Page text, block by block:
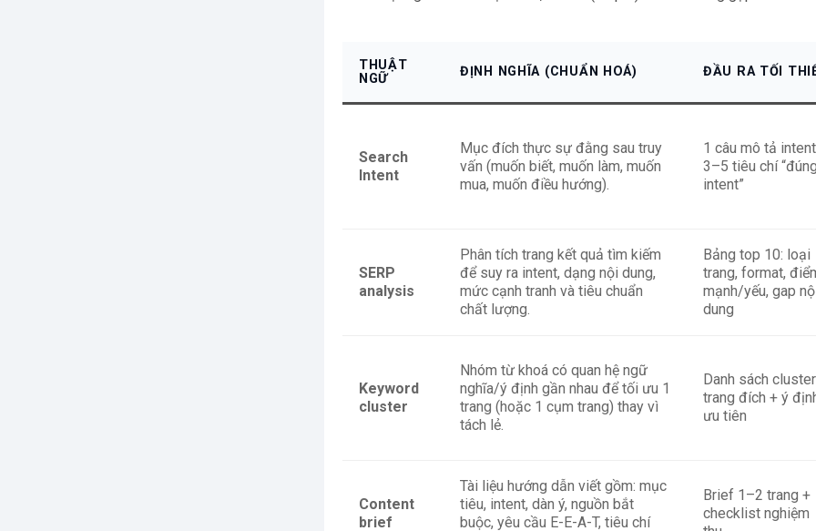
THUẬT
NGỮ
ĐỊNH NGHĨA (CHUẨN HOÁ) ĐẦU RA TỐI
Search
Intent
Mục đích thực sự đằng sau truy
vấn (muốn biết, muốn làm, muốn
mua, muốn điều hướng).
1 câu mô tả
3–5 tiêu chí
intent”
SERP
analysis
Phân tích trang kết quả tìm kiếm
để suy ra intent, dạng nội dung,
mức cạnh tranh và tiêu chuẩn
chất lượng.
Bảng top 10: loại
trang, format,
mạnh/yếu, gap
dung
Keyword
cluster
Nhóm từ khoá có quan hệ ngữ
nghĩa/ý định gần nhau để tối ưu 1
trang (hoặc 1 cụm trang) thay vì
tách lẻ.
Danh sách
trang đích + ý
ưu tiên
Content
brief
Tài liệu hướng dẫn viết gồm: mục
tiêu, intent, dàn ý, nguồn bắt
buộc, yêu cầu E-E-A-T, tiêu chí
Brief 1–2 trang +
checklist nghiệm